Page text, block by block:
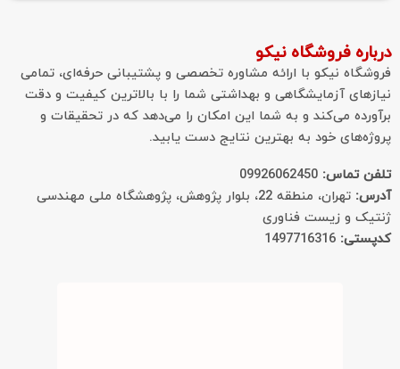
فروشگاه نیکو
نیکو با ارائه مشاوره تخصصی و پشتیبانی حرفه‌ای، تمامی
آزمایشگاهی و بهداشتی شما را با بالاترین کیفیت و دقت
می‌کند و به شما این امکان را می‌دهد که در تحقیقات و
خود به بهترین نتایج دست یابید.
تماس:09926062450
تهران، منطقه 22، بلوار پژوهش، پژوهشگاه ملی مهندسی
و زیست فناوری
1497716316